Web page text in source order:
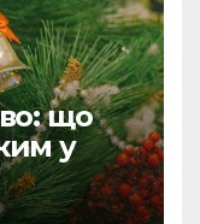
що
у